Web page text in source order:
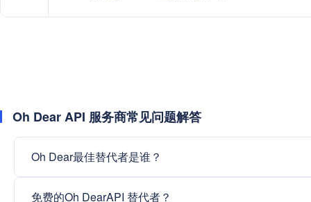
Oh Dear API 服务商常见问题解答
Oh Dear最佳替代者是谁？
免费的Oh DearAPI 替代者？